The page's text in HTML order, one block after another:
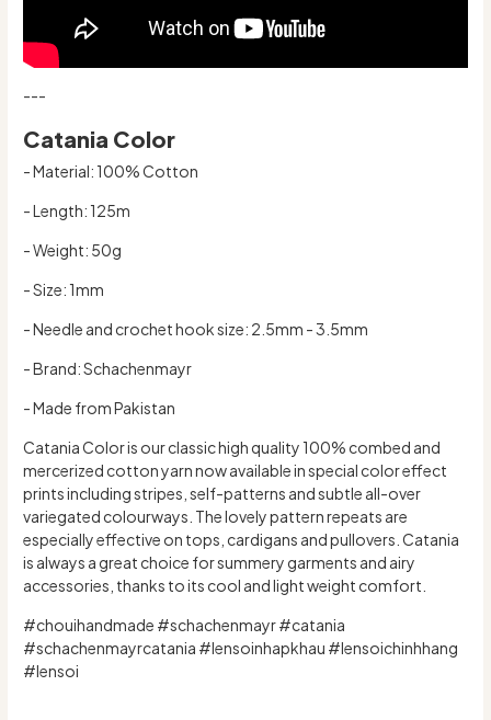
---
Catania Color
- Material: 100% Cotton
- Length: 125m
- Weight: 50g
- Size: 1mm
- Needle and crochet hook size: 2.5mm - 3.5mm
- Brand: Schachenmayr
- Made from Pakistan
Catania Color is our classic high quality 100% combed and
mercerized cotton yarn now available in special color effect
prints including stripes, self-patterns and subtle all-over
variegated colourways. The lovely pattern repeats are
especially effective on tops, cardigans and pullovers. Catania
is always a great choice for summery garments and airy
accessories, thanks to its cool and light weight comfort.
#chouihandmade #schachenmayr #catania
#schachenmayrcatania #lensoinhapkhau #lensoichinhhang
#lensoi